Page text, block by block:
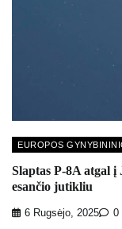
EUROPOS
Slaptas P-8A atgal į
esančio jutikliu
6 Rugsėjo, 2025 0